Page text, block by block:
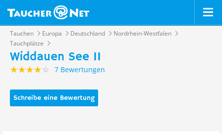
Tauchen Europa Deutschland
Nordrhein-Westfalen
Tauchplätze
Widdauen See II
7 Bewertungen
Schreibe eine Bewertung